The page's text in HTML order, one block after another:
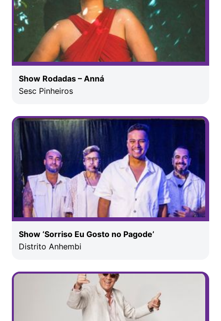
Show Rodadas – Anná
Sesc Pinheiros
Show ‘Sorriso Eu Gosto no Pagode’
Distrito Anhembi